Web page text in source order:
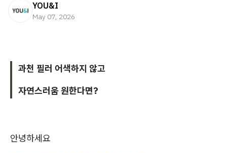
YOU&I
May 07, 2026
과천 필러 어색하지 않고
자연스러움 원한다면?
안녕하세요